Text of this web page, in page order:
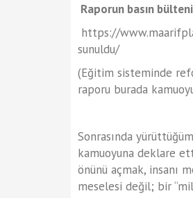
Raporun basın
https://
sunuldu/
(Eğitim sisteminde
raporu burada
Sonrasında
kamuoyuna deklare
önünü açmak, insanı
meselesi değil; bir